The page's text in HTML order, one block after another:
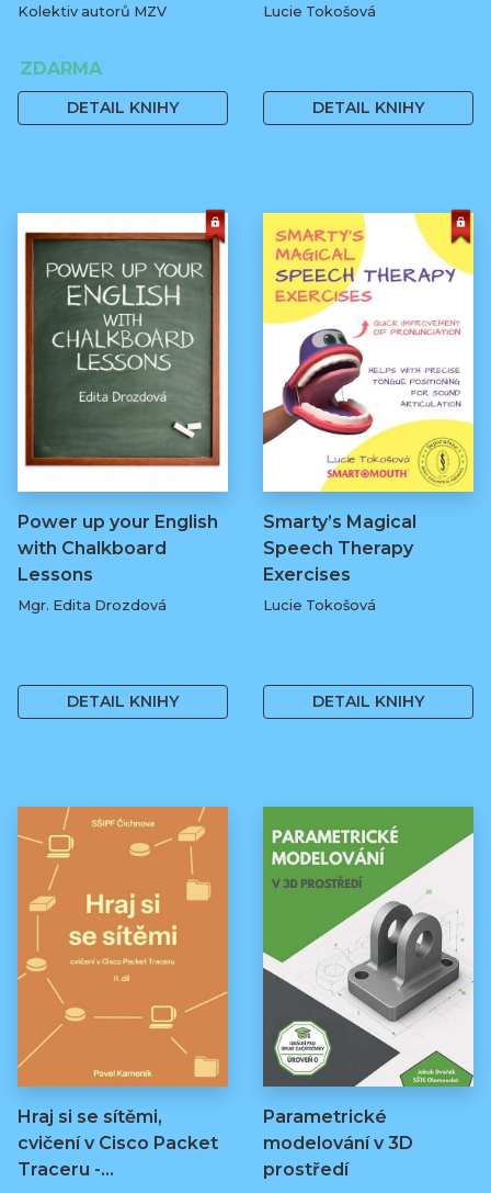
Kolektiv autorů MZV
ZDARMA
DETAIL KNIHY
Lucie Tokošová
DETAIL KNIHY
Power up your English
with Chalkboard
Lessons
Mgr. Edita Drozdová
DETAIL KNIHY
Smarty’s Magical
Speech Therapy
Exercises
Lucie Tokošová
DETAIL KNIHY
Hraj si se sítěmi,
cvičení v Cisco Packet
Traceru -…
Parametrické
modelování v 3D
prostředí